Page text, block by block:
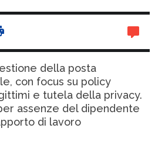
della posta
con focus su policy
e tutela della privacy.
assenze del dipendente
di lavoro